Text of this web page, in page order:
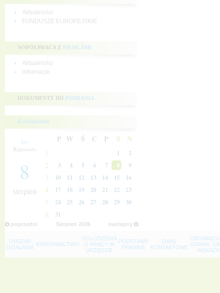
Aktualności
FUNDUSZE EUROPEJSKIE
WSPÓŁPRACA Z NIEMCAMI
Aktualności
Informacje
DOKUMENTY DO POBRANIA
Kalendarium
Izy
Rajmunda
8
sierpien
P W Ś C P S N
1 1 2
2 3 4 5 6 7 8 9
3 10 11 12 13 14 15 16
4 17 18 19 20 21 22 23
5 24 25 26 27 28 29 30
6 31
poprzedni następny
Sierpien 2026
OBSZAR
DZIAŁANIA KIEROWNICTWO
OGŁOSZENIA
O PRACY W
URZĘDZIE
PODSTAWY
PRAWNE
DANE
KONTAKTOWE STAWKI,